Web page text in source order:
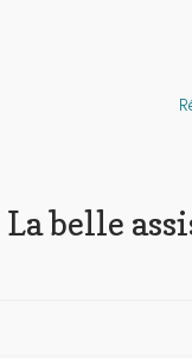
La belle